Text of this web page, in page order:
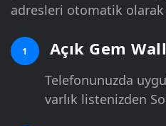
adresleri otomatik olarak
1 Açık Gem
Telefonunuzda
varlık listenizden